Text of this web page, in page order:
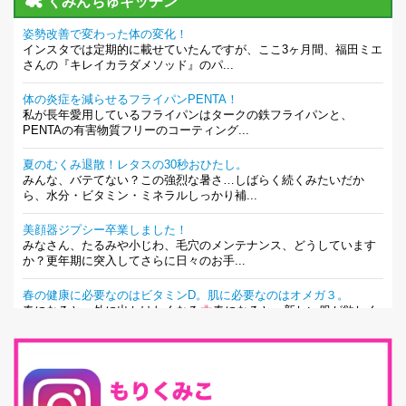
姿勢改善で変わった体の変化！
インスタでは定期的に載せていたんですが、ここ3ヶ月間、福田ミエ
さんの『キレイカラダメソッド』のパ...
体の炎症を減らせるフライパンPENTA！
私が長年愛用しているフライパンはタークの鉄フライパンと、
PENTAの有害物質フリーのコーティング...
夏のむくみ退散！レタスの30秒おひたし。
みんな、バテてない？この強烈な暑さ…しばらく続くみたいだか
ら、水分・ビタミン・ミネラルしっかり補...
美顔器ジプシー卒業しました！
みなさん、たるみや小じわ、毛穴のメンテナンス、どうしています
か？更年期に突入してさらに日々のお手...
春の健康に必要なのはビタミンD。肌に必要なのはオメガ３。
春になると、外に出かけたくなる
春になると、新しい服が欲しく
最近、グラノーラ迷子になっていた私です。が、と〜〜〜っても美
味しくて栄養たっぷりのグラノーラを発...